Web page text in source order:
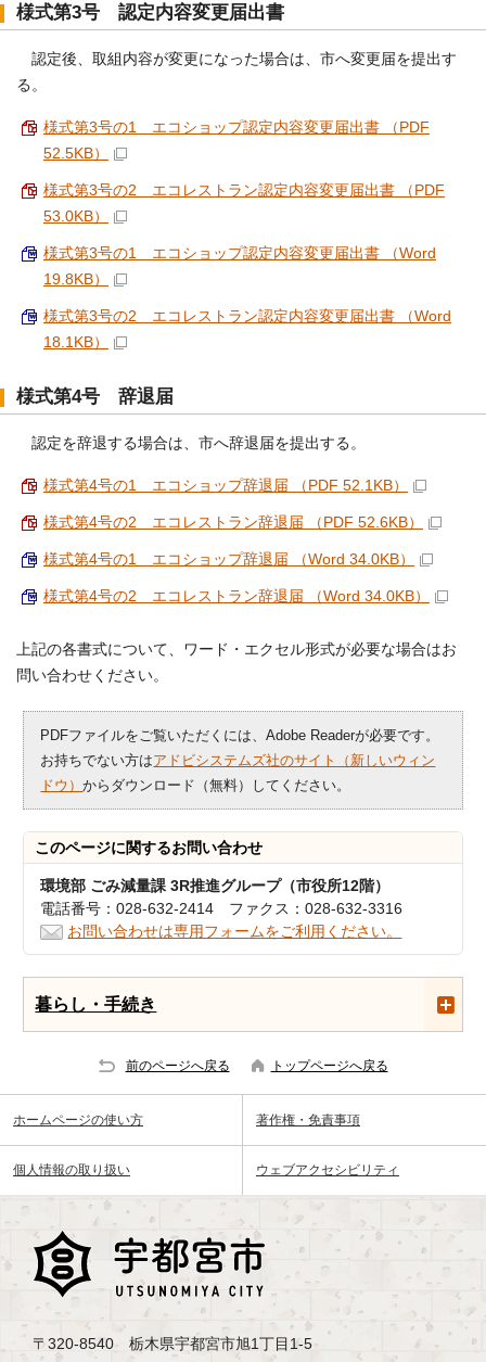
様式第3号 認定内容変更届出書
認定後、取組内容が変更になった場合は、市へ変更届を提出す
る。
様式第3号の1 エコショップ認定内容変更届出書 （PDF
52.5KB）
様式第3号の2 エコレストラン認定内容変更届出書 （PDF
53.0KB）
様式第3号の1 エコショップ認定内容変更届出書 （Word
19.8KB）
様式第3号の2 エコレストラン認定内容変更届出書 （Word
18.1KB）
様式第4号 辞退届
認定を辞退する場合は、市へ辞退届を提出する。
様式第4号の1 エコショップ辞退届 （PDF 52.1KB）
様式第4号の2 エコレストラン辞退届 （PDF 52.6KB）
様式第4号の1 エコショップ辞退届 （Word 34.0KB）
様式第4号の2 エコレストラン辞退届 （Word 34.0KB）
上記の各書式について、ワード・エクセル形式が必要な場合はお
問い合わせください。
PDFファイルをご覧いただくには、Adobe Readerが必要です。
お持ちでない方はアドビシステムズ社のサイト（新しいウィン
ドウ）からダウンロード（無料）してください。
このページに関するお問い合わせ
環境部 ごみ減量課 3R推進グループ（市役所12階）
電話番号：028-632-2414 ファクス：028-632-3316
お問い合わせは専用フォームをご利用ください。
暮らし・手続き
前のページへ戻る トップページへ戻る
ホームページの使い方 著作権・免責事項
個人情報の取り扱い ウェブアクセシビリティ
〒320-8540 栃木県宇都宮市旭1丁目1-5